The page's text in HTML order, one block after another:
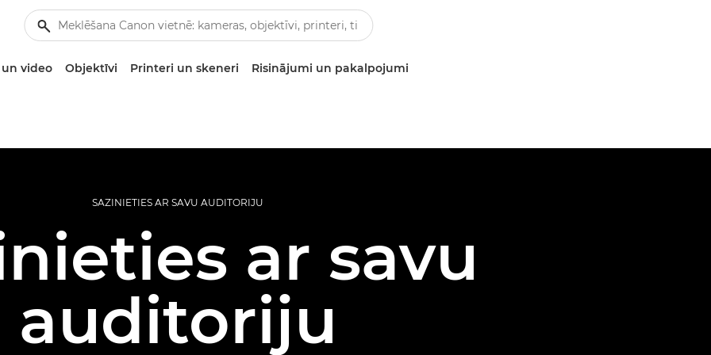
video Objektīvi Printeri un skeneri Risinājumi un pakalpojumi
SAZINIETIES AR SAVU AUDITORIJU
ar savu
auditoriju